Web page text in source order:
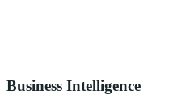
Business Intelligence